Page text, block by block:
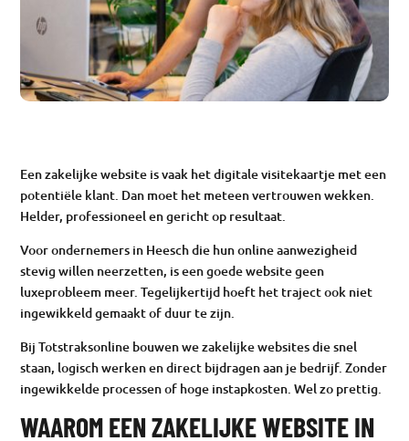
Een zakelijke website is vaak het digitale visitekaartje met een
potentiële klant. Dan moet het meteen vertrouwen wekken.
Helder, professioneel en gericht op resultaat.
Voor ondernemers in Heesch die hun online aanwezigheid
stevig willen neerzetten, is een goede website geen
luxeprobleem meer. Tegelijkertijd hoeft het traject ook niet
ingewikkeld gemaakt of duur te zijn.
Bij Totstraksonline bouwen we zakelijke websites die snel
staan, logisch werken en direct bijdragen aan je bedrijf. Zonder
ingewikkelde processen of hoge instapkosten. Wel zo prettig.
WAAROM EEN ZAKELIJKE WEBSITE IN